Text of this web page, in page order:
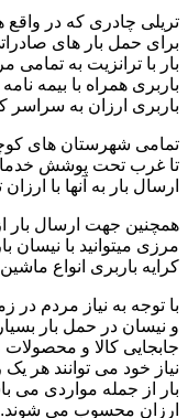
تریلی چادری که در واقع
برای حمل بار های
بار با ترانزیت به
باربری همراه با بیمه
باربری ارزان به سراسر
تمامی شهرستان های
تا غرب تحت پوشش خدمات
ارسال بار به آنها با
همچنین جهت ارسال بار
مرزی میتوانید با نیسان
کرایه باربری انواع
با توجه به نیاز مردم در
و نیسان در حمل بار
جابجایی کالا و محصولات
نیاز خود می توانند هر یک
بار از جمله مواردی می
ارزان محسوب می شوند.